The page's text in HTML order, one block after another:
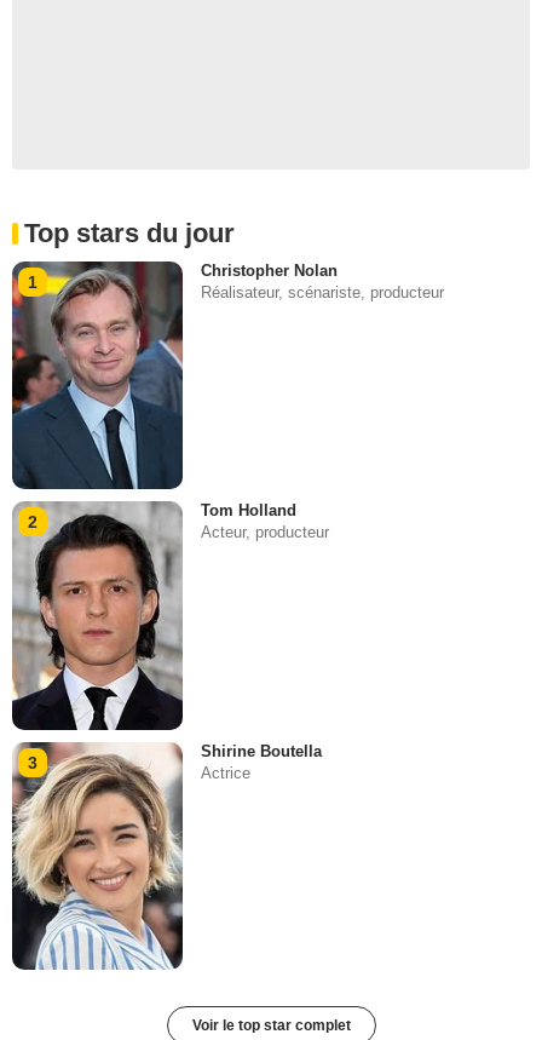
Top stars du jour
1
Christopher Nolan
Réalisateur, scénariste, producteur
2
Tom Holland
Acteur, producteur
3
Shirine Boutella
Actrice
Voir le top star complet